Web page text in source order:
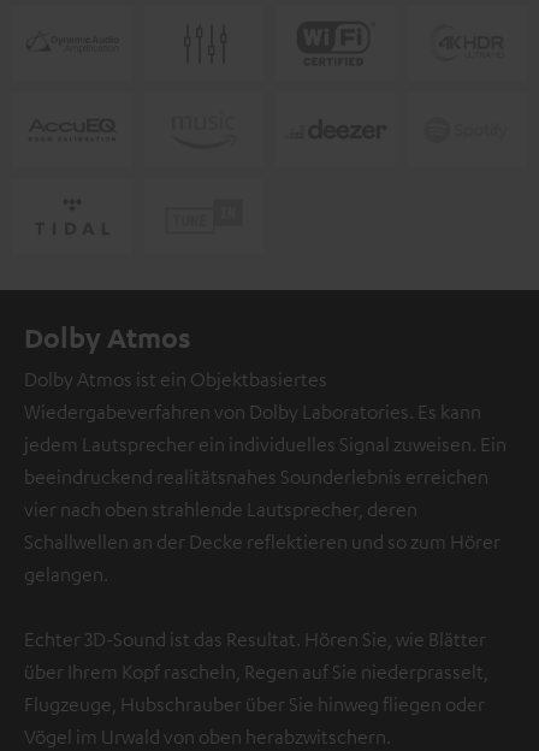
Dolby Atmos
Dolby Atmos ist ein Objektbasiertes
Wiedergabeverfahren von Dolby Laboratories. Es kann
jedem Lautsprecher ein individuelles Signal zuweisen. Ein
beeindruckend realitätsnahes Sounderlebnis erreichen
vier nach oben strahlende Lautsprecher, deren
Schallwellen an der Decke reflektieren und so zum Hörer
gelangen.
Echter 3D-Sound ist das Resultat. Hören Sie, wie Blätter
über Ihrem Kopf rascheln, Regen auf Sie niederprasselt,
Flugzeuge, Hubschrauber über Sie hinweg fliegen oder
Vögel im Urwald von oben herabzwitschern.